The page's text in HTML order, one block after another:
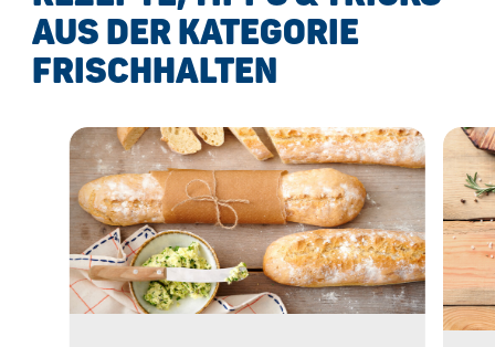
AUS DER KATEGORIE
FRISCHHALTEN